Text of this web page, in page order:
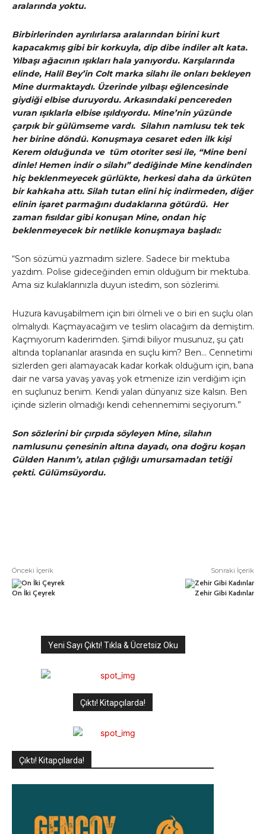
aralarında yoktu.
Birbirlerinden ayrılırlarsa aralarından birini kurt
kapacakmış gibi bir korkuyla, dip dibe indiler alt kata.
Yılbaşı ağacının ışıkları hala yanıyordu. Karşılarında
elinde, Halil Bey’in Colt marka silahı ile onları bekleyen
Mine durmaktaydı. Üzerinde yılbaşı eğlencesinde
giydiği elbise duruyordu. Arkasındaki pencereden
vuran ışıklarla elbise ışıldıyordu. Mine’nin yüzünde
çarpık bir gülümseme vardı. Silahın namlusu tek tek
her birine döndü. Konuşmaya cesaret eden ilk kişi
Kerem olduğunda ve tüm otoriter sesi ile, “Mine beni
dinle! Hemen indir o silahı” dediğinde Mine kendinden
hiç beklenmeyecek gürlükte, herkesi daha da ürküten
bir kahkaha attı. Silah tutan elini hiç indirmeden, diğer
elinin işaret parmağını dudaklarına götürdü. Her
zaman fısıldar gibi konuşan Mine, ondan hiç
beklenmeyecek bir netlikle konuşmaya başladı:
“Son sözümü yazmadım sizlere. Sadece bir mektuba
yazdım. Polise gideceğinden emin olduğum bir mektuba.
Ama siz kulaklarınızla duyun istedim, son sözlerimi.
Huzura kavuşabilmem için biri ölmeli ve o biri en suçlu olan
olmalıydı. Kaçmayacağım ve teslim olacağım da demiştim.
Kaçmıyorum kaderimden. Şimdi biliyor musunuz, şu çatı
altında toplananlar arasında en suçlu kim? Ben… Cennetimi
sizlerden geri alamayacak kadar korkak olduğum için, bana
dair ne varsa yavaş yavaş yok etmenize izin verdiğim için
en suçlunuz benim. Kendi yalan dünyanız size kalsın. Ben
içinde sizlerin olmadığı kendi cehennemimi seçiyorum.”
Son sözlerini bir çırpıda söyleyen Mine, silahın
namlusunu çenesinin altına dayadı, ona doğru koşan
Gülden Hanım’ı, atılan çığlığı umursamadan tetiği
çekti. Gülümsüyordu.
Önceki İçerik
On İki Çeyrek
Sonraki İçerik
Zehir Gibi Kadınlar
Yeni Sayı Çıktı! Tıkla & Ücretsiz Oku
Çıktı! Kitapçılarda!
Çıktı! Kitapçılarda!